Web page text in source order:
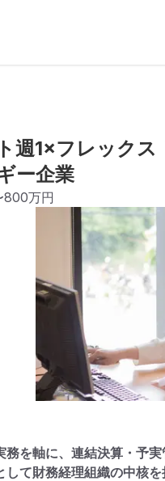
週1×フレック
ー企業
800万円
務を軸に、連結決算・予
して財務経理組織の中核を